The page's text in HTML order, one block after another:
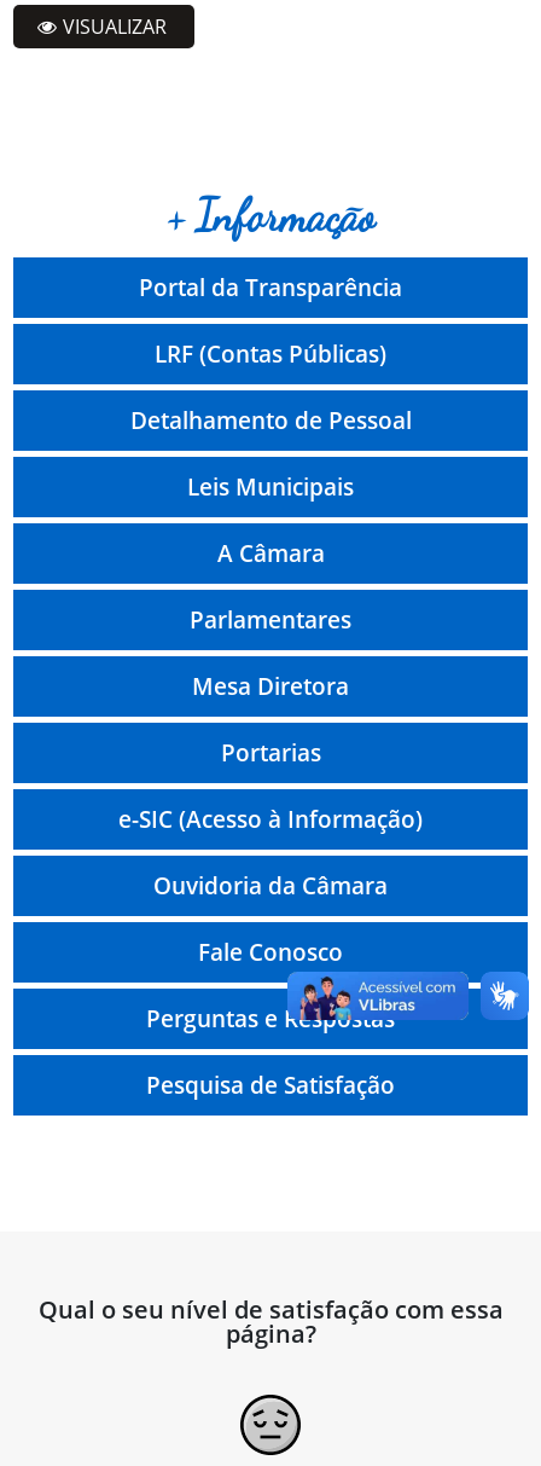
VISUALIZAR
+ Informação
Portal da Transparência
LRF (Contas Públicas)
Detalhamento de Pessoal
Leis Municipais
A Câmara
Parlamentares
Mesa Diretora
Portarias
e-SIC (Acesso à Informação)
Ouvidoria da Câmara
Fale Conosco
Perguntas e Respostas
Pesquisa de Satisfação
Qual o seu nível de satisfação com essa
página?